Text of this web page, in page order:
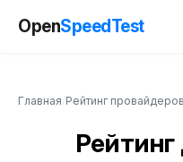
OpenSpeedTest
Главная Рейтинг провайдеров